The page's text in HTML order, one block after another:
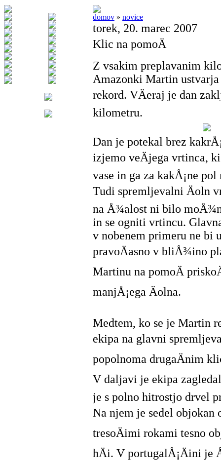
domov » novice
torek, 20. marec 2007
Klic na pomoÄ
Z vsakim preplavanim
Amazonki Martin ustvarja
rekord. VÄeraj je dan
kilometru.
Dan je potekal brez
izjemo veÄjega vrtinca,
vase in ga za kakÅ¡ne
Tudi spremljevalni Äoln
na Å¾alost ni bilo
in se ogniti vrtincu.
v nobenem primeru ne bi
pravoÄasno v bliÅ¾ino
Martinu na pomoÄ
manjÅ¡ega Äolna.
Medtem, ko se je Martin
ekipa na glavni
popolnoma drugaÄnim
V daljavi je ekipa
je s polno hitrostjo drvel
Na njem je sedel objokan
tresoÄimi rokami tesno
hÄi. V portugalÅ¡Äini je